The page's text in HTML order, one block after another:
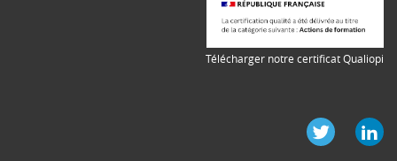
Télécharger notre certificat Qualiopi